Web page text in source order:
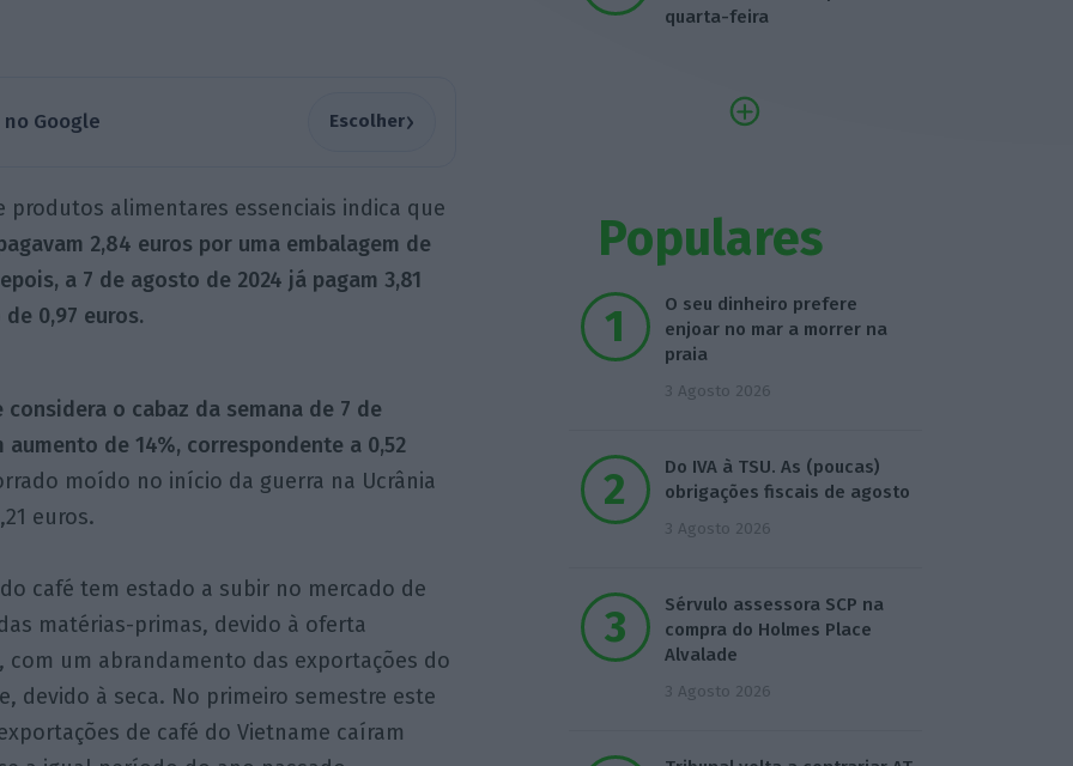
Google Escolher›
produtos alimentares essenciais indica que
2,84 euros por uma embalagem de
a 7 de agosto de 2024 já pagam 3,81
0,97 euros.
o cabaz da semana de 7 de
de 14%, correspondente a 0,52
moído no início da guerra na Ucrânia
euros.
café tem estado a subir no mercado de
matérias-primas, devido à oferta
com um abrandamento das exportações do
devido à seca. No primeiro semestre este
de café do Vietname caíram
quarta-feira
Populares
O seu dinheiro prefere
enjoar no mar a morrer na
praia
3 Agosto 2026
Do IVA à TSU. As (poucas)
obrigações fiscais de agosto
3 Agosto 2026
Sérvulo assessora SCP na
compra do Holmes Place
Alvalade
3 Agosto 2026